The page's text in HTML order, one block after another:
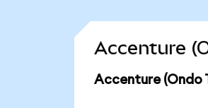
Accenture
Accenture (Ondo